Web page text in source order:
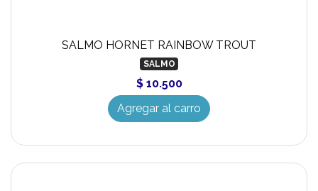
SALMO HORNET RAINBOW TROUT
SALMO
$ 10.500
Agregar al carro